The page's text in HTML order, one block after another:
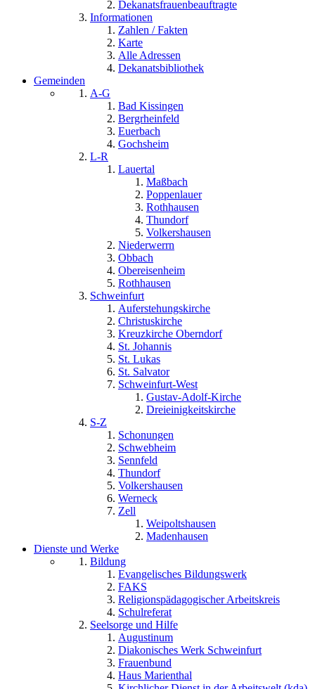
Dekanatsfrauenbeauftragte
Informationen
Zahlen / Fakten
Karte
Alle Adressen
Dekanatsbibliothek
Gemeinden
A-G
Bad Kissingen
Bergrheinfeld
Euerbach
Gochsheim
L-R
Lauertal
Maßbach
Poppenlauer
Rothhausen
Thundorf
Volkershausen
Niederwerrn
Obbach
Obereisenheim
Rothhausen
Schweinfurt
Auferstehungskirche
Christuskirche
Kreuzkirche Oberndorf
St. Johannis
St. Lukas
St. Salvator
Schweinfurt-West
Gustav-Adolf-Kirche
Dreieinigkeitskirche
S-Z
Schonungen
Schwebheim
Sennfeld
Thundorf
Volkershausen
Werneck
Zell
Weipoltshausen
Madenhausen
Dienste und Werke
Bildung
Evangelisches Bildungswerk
FAKS
Religionspädagogischer Arbeitskreis
Schulreferat
Seelsorge und Hilfe
Augustinum
Diakonisches Werk Schweinfurt
Frauenbund
Haus Marienthal